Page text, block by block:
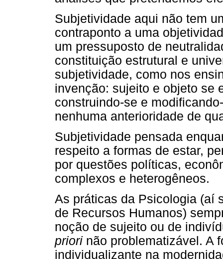
Subjetividade aqui não tem
contraponto a uma
um pressuposto de
constituição estrutural e
subjetividade, como nos
invenção: sujeito e objeto se
construindo-se e
nenhuma anterioridade de
Subjetividade pensada
respeito a formas de estar,
por questões políticas,
complexos e heterogêneos.
As práticas da Psicologia (aí
de Recursos Humanos)
noção de sujeito ou de
priori não problematizável. A
individualizante na